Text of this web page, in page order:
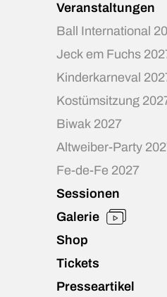
Veranstaltungen
Ball International
Jeck em Fuchs
Kinderkarneval
Kostümsitzung
Biwak 2027
Altweiber-Party
Fe-de-Fe 2027
Sessionen
Galerie
Shop
Tickets
Presseartikel